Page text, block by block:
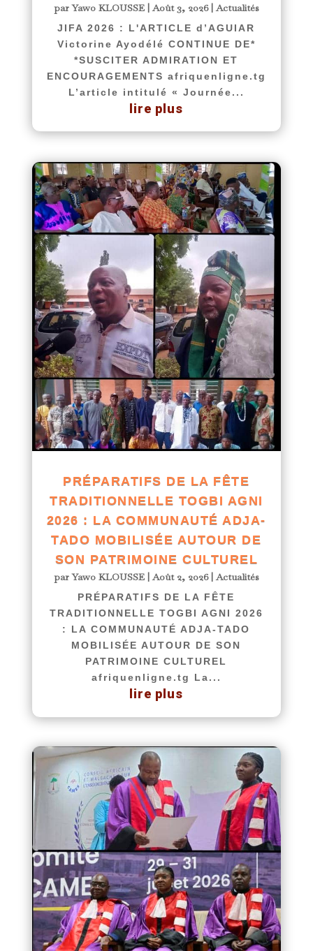
parYawo KLOUSSE|Août 3, 2026|Actualités
JIFA 2026 : L'ARTICLE d’AGUIAR
Victorine Ayodélé CONTINUE DE*
*SUSCITER ADMIRATION ET
ENCOURAGEMENTS afriquenligne.tg
L’article intitulé « Journée...
lire plus
PRÉPARATIFS DE LA FÊTE
TRADITIONNELLE TOGBI AGNI
2026 : LA COMMUNAUTÉ ADJA-
TADO MOBILISÉE AUTOUR DE
SON PATRIMOINE CULTUREL
parYawo KLOUSSE|Août 2, 2026|Actualités
PRÉPARATIFS DE LA FÊTE
TRADITIONNELLE TOGBI AGNI 2026
: LA COMMUNAUTÉ ADJA-TADO
MOBILISÉE AUTOUR DE SON
PATRIMOINE CULTUREL
afriquenligne.tg La...
lire plus